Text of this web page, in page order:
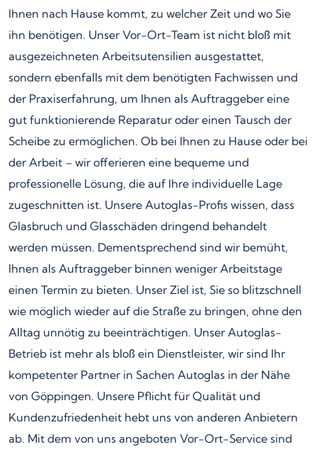
Ihnen nach Hause kommt, zu welcher Zeit und wo Sie
ihn benötigen. Unser Vor-Ort-Team ist nicht bloß mit
ausgezeichneten Arbeitsutensilien ausgestattet,
sondern ebenfalls mit dem benötigten Fachwissen und
der Praxiserfahrung, um Ihnen als Auftraggeber eine
gut funktionierende Reparatur oder einen Tausch der
Scheibe zu ermöglichen. Ob bei Ihnen zu Hause oder bei
der Arbeit – wir offerieren eine bequeme und
professionelle Lösung, die auf Ihre individuelle Lage
zugeschnitten ist. Unsere Autoglas-Profis wissen, dass
Glasbruch und Glasschäden dringend behandelt
werden müssen. Dementsprechend sind wir bemüht,
Ihnen als Auftraggeber binnen weniger Arbeitstage
einen Termin zu bieten. Unser Ziel ist, Sie so blitzschnell
wie möglich wieder auf die Straße zu bringen, ohne den
Alltag unnötig zu beeinträchtigen. Unser Autoglas-
Betrieb ist mehr als bloß ein Dienstleister, wir sind Ihr
kompetenter Partner in Sachen Autoglas in der Nähe
von Göppingen. Unsere Pflicht für Qualität und
Kundenzufriedenheit hebt uns von anderen Anbietern
ab. Mit dem von uns angeboten Vor-Ort-Service sind